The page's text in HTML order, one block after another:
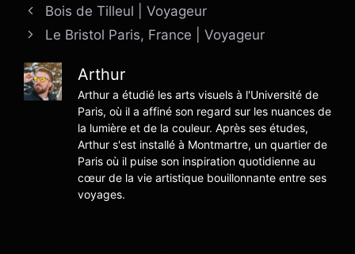
Bois de Tilleul | Voyageur
Le Bristol Paris, France | Voyageur
Arthur
Arthur a étudié les arts visuels à l'Université de
Paris, où il a affiné son regard sur les nuances de
la lumière et de la couleur. Après ses études,
Arthur s'est installé à Montmartre, un quartier de
Paris où il puise son inspiration quotidienne au
cœur de la vie artistique bouillonnante entre ses
voyages.